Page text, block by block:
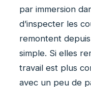
par immersion
d’inspecter les
remontent
simple. Si elles
travail est plus
avec un peu de